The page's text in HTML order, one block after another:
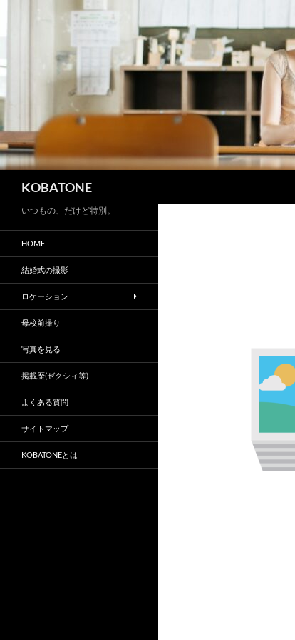
KOBATONE
いつもの、だけど特別。
HOME
結婚式の撮影
ロケーション
母校前撮り
写真を見る
掲載歴(ゼクシィ等)
よくある質問
サイトマップ
KOBATONEとは